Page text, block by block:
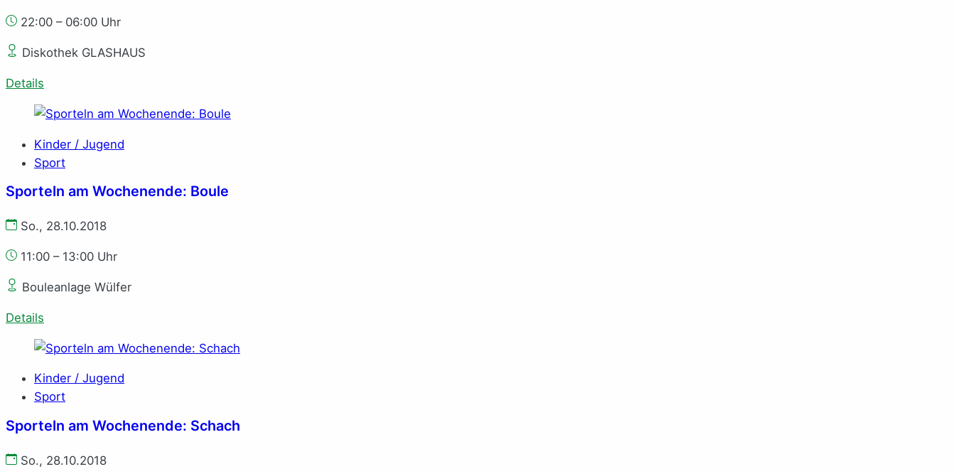
22:00 – 06:00 Uhr
Diskothek GLASHAUS
Details
Kinder / Jugend
Sport
Sporteln am Wochenende: Boule
So., 28.10.2018
11:00 – 13:00 Uhr
Bouleanlage Wülfer
Details
Kinder / Jugend
Sport
Sporteln am Wochenende: Schach
So., 28.10.2018